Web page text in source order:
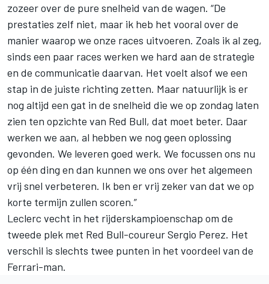
zozeer over de pure snelheid van de wagen. “De
prestaties zelf niet, maar ik heb het vooral over de
manier waarop we onze races uitvoeren. Zoals ik al zeg,
sinds een paar races werken we hard aan de strategie
en de communicatie daarvan. Het voelt alsof we een
stap in de juiste richting zetten. Maar natuurlijk is er
nog altijd een gat in de snelheid die we op zondag laten
zien ten opzichte van Red Bull, dat moet beter. Daar
werken we aan, al hebben we nog geen oplossing
gevonden. We leveren goed werk. We focussen ons nu
op één ding en dan kunnen we ons over het algemeen
vrij snel verbeteren. Ik ben er vrij zeker van dat we op
korte termijn zullen scoren.”
Leclerc vecht in het rijderskampioenschap om de
tweede plek met Red Bull-coureurSergio Perez. Het
verschil is slechts twee punten in het voordeel van de
Ferrari-man.